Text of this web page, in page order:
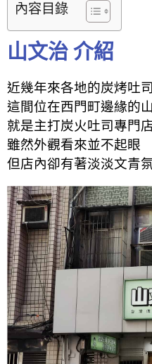
內容目錄
山文治 介紹
近幾年來各地的炭烤吐
這間位在西門町邊緣的
就是主打炭火吐司專門
雖然外觀看來並不起眼
但店內卻有著淡淡文青